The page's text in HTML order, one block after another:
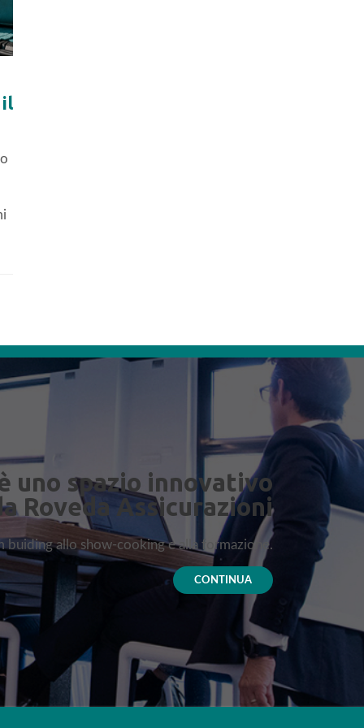
il
uno spazio innovativo
Roveda Assicurazioni
buiding allo show-cooking e alla formazione.
CONTINUA